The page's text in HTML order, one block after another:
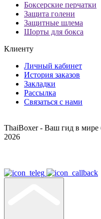
Боксерские перчатки
Защита голени
Защитные шлема
Шорты для бокса
Клиенту
Личный кабинет
История заказов
Закладки
Рассылка
Связаться с нами
ThaiBoxer - Ваш гид в мире
2026